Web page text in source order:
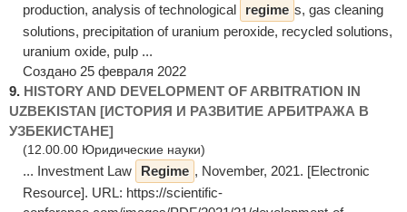
production, analysis of technological
regime s, gas cleaning
solutions, precipitation of uranium peroxide, recycled solutions,
uranium oxide, pulp ...
Создано 25 февраля 2022
9. HISTORY AND DEVELOPMENT OF ARBITRATION IN
UZBEKISTAN [ИСТОРИЯ И РАЗВИТИЕ АРБИТРАЖА В
УЗБЕКИСТАНЕ]
(12.00.00 Юридические науки)
... Investment Law Regime , November, 2021. [Electronic
Resource]. URL: https://scientific-